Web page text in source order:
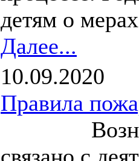
детям о
Далее...
10.09.2020
Правила